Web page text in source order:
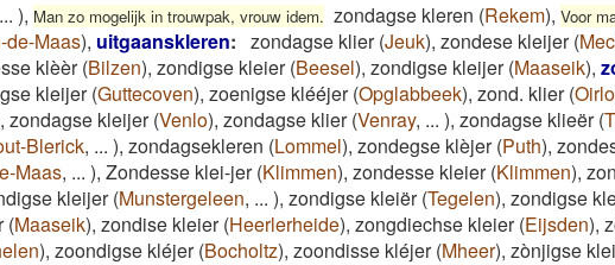
... ), Man zo mogelijk in trouwpak, vrouw idem. zondagse kleren (Rekem), Voor
de-Maas), uitgaanskleren: zondagse klier(Jeuk), zondese kleijer(
klèèr(Bilzen), zondigse kleier(Beesel), zondigse kleijer(Maaseik),
kleijer(Guttecoven), zoenigse klééjer(Opglabbeek), zond. klier(Oirlo
, zondagse kleijer(Venlo), zondagse klier(Venray, ... ), zondagse klieër(
Blerick, ... ), zondagsekleren (Lommel), zondegse klèjer(Puth),
Maas, ... ), Zondesse klei-jer(Klimmen), zondesse kleier(Klimmen),
kleijer(Munstergeleen, ... ), zondigse kleiër(Tegelen), zondigse
(Maaseik), zondise kleier(Heerlerheide), zongdiechse kleier(Eijsden),
), zoondigse kléjer(Bocholtz), zoondisse kléjer(Mheer), zònjigse